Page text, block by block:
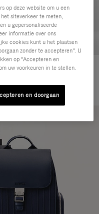
Still - Leer Rugzak Large
op deze website om u een
siteverkeer te meten,
u gepersonaliseerde
informatie over ons
cookies kunt u het plaatsen
zonder te accepteren”. U
op “Accepteren en
uw voorkeuren in te stellen.
en doorgaan